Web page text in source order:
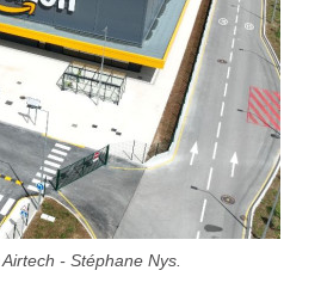
- Stéphane Nys.